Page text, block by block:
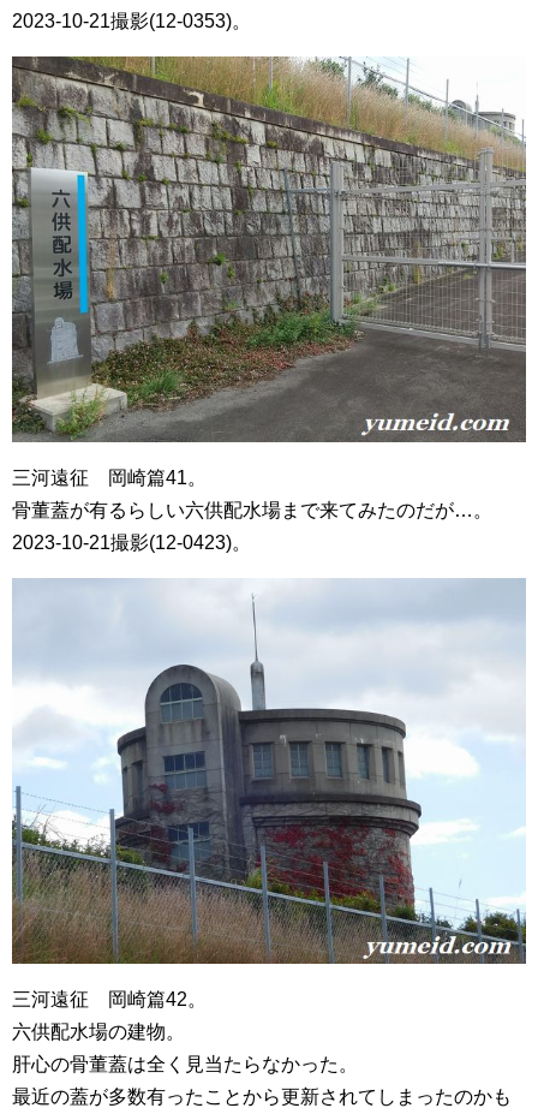
2023-10-21撮影(12-0353)。
三河遠征 岡崎篇41。
骨董蓋が有るらしい六供配水場まで来てみたのだが…。
2023-10-21撮影(12-0423)。
三河遠征 岡崎篇42。
六供配水場の建物。
肝心の骨董蓋は全く見当たらなかった。
最近の蓋が多数有ったことから更新されてしまったのかも